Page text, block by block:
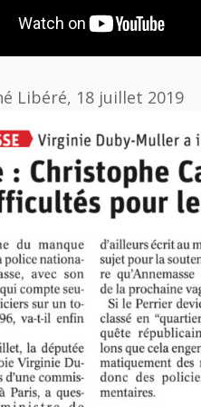
Libéré, 18 juillet 2019